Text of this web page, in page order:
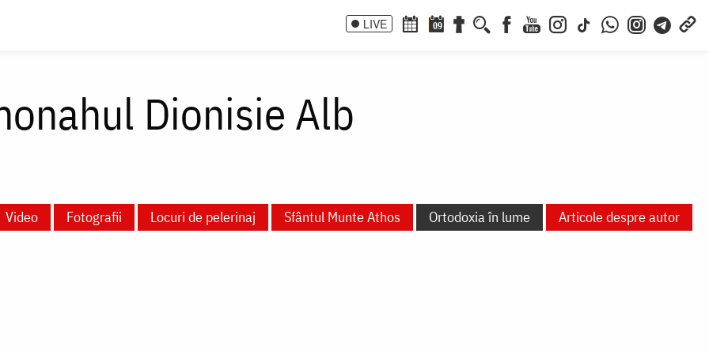
LIVE 09
Dionisie Alb
Video Fotografii Locuri de pelerinaj Sfântul Munte Athos Ortodoxia în lume Articole despre autor